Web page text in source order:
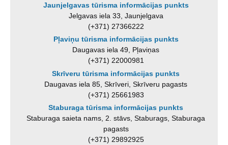
Jaunjelgavas tūrisma informācijas punkts
Jelgavas iela 33, Jaunjelgava
(+371) 27366222
Pļaviņu tūrisma informācijas punkts
Daugavas iela 49, Pļaviņas
(+371) 22000981
Skrīveru tūrisma informācijas punkts
Daugavas iela 85, Skrīveri, Skrīveru pagasts
(+371) 25661983
Staburaga tūrisma informācijas punkts
Staburaga saieta nams, 2. stāvs, Staburags, Staburaga
pagasts
(+371) 29892925